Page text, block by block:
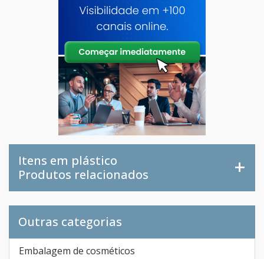
Itens em plástico
Produtos relacionados
Outras categorias
Embalagem de cosméticos